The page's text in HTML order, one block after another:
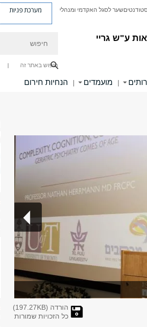
ע"ש גריי
שער לסגל האקדמי ומנהלי מערכת פניות
חיפוש באתר זה
| מועמדים | הנחיות חירום
הורדה ( 197.27KB)
כל הזכויות שמורות